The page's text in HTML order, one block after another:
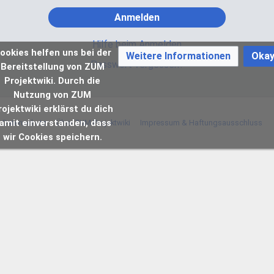
Anmelden
Hilfe beim Anmelden
Passwort vergessen?
Datenschutz Über ZUM Projektwiki Impressum & Haftungsausschluss
helfen uns bei der
Bereitstellung von ZUM
Projektwiki. Durch die
Nutzung von ZUM
erklärst du dich
einverstanden, dass
wir Cookies speichern.
Weitere Informationen Okay